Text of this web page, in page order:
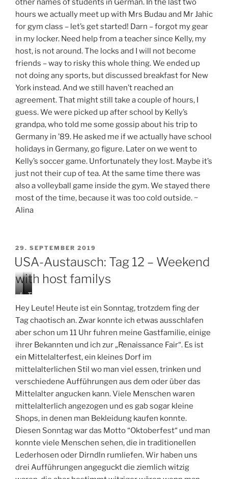
other names of students in German. In the last two
hours we actually meet up with Mrs Budau and Mr Jahic
for gym class – let’s get started! Darn – forgot my gear
in my locker. Need help from a teacher since Kelly, my
host, is not around. The locks and I will not become
friends – way to risky this whole thing. We ended up
not doing any sports, but discussed breakfast for New
York instead. And we still haven’t reached an
agreement. That might still take a couple of hours, I
guess. We were picked up after school by Kelly’s
grandpa, who told me some gossip about his trip to
Germany in ’89. He asked me if we actually have school
holidays in Germany, go figure. Later on we went to
Kelly’s soccer game. Unfortunately they lost. Maybe it’s
just not their cup of tea. At the same time there was
also a volleyball game inside the gym. We stayed there
most of the time, because it was too cold outside. ~
Alina
VERÖFFENTLICHT
AM
29. SEPTEMBER 2019
USA-Austausch: Tag 12 – Weekend
with host familys
H
e
s
h
e
y
a
r
k
H
s
h
e
y
T
M
a
l
l
Hey Leute! Heute ist ein Sonntag, trotzdem fing der
Tag chaotisch an. Zwar konnte ich etwas ausschlafen
aber schon um 11 Uhr fuhren meine Gastfamilie, einige
ihrer Bekannten und ich zur „Renaissance Fair“. Es ist
ein Mittelalterfest, ein kleines Dorf im
mittelalterlichen Stil wo man viel essen, trinken und
verschiedene Aufführungen aus dem oder über das
Mittelalter angucken kann. Viele Menschen waren
mittelalterlich angezogen und es gab sogar kleine
Shops, in denen man Bekleidung kaufen konnte.
Diesen Sonntag war das Motto “Oktoberfest“ und man
konnte viele Menschen sehen, die in traditionellen
Lederhosen oder Dirndln rumliefen. Wir haben uns
drei Aufführungen angeguckt die ziemlich witzig